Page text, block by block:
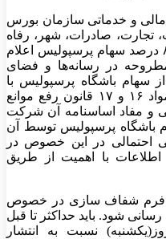
مالی و خدماتی سازمان بورس
تجارت، صادرات، شهر، رفاه
و اقتصاد نوین به‌ عنوان خریداران ۸۵ درصد سهام پرسپولیس اعلام
در رسانه‌ها و فضای
باشگاه پرسپولیس با
عنایت به مغایرت موضوع با مفاد مواد ۱۶ و ۱۷ قانون رفع موانع
و مفاد اساسنامه آن شرکت
باشگاه پرسپولیس توسط آن
احتمالی در این خصوص در
با اهمیت از طریق
فرم شفاف سازی در خصوص
شود. باید حداکثر تا قبل
نسبت به انتشار